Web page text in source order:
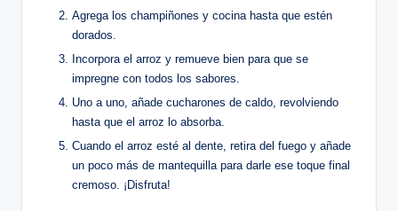
Agrega los champiñones y cocina hasta que estén
dorados.
Incorpora el arroz y remueve bien para que se
impregne con todos los sabores.
Uno a uno, añade cucharones de caldo, revolviendo
hasta que el arroz lo absorba.
Cuando el arroz esté al dente, retira del fuego y añade
un poco más de mantequilla para darle ese toque final
cremoso. ¡Disfruta!